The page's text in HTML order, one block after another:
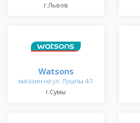
г.Львов
Watsons
магазин на ул. Лушпы 4/1
г.Сумы